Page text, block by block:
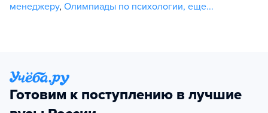
менеджеру, Олимпиады по психологии, еще...
Готовим к поступлению в лучшие